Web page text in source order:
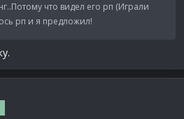
что видел его рп (Играли
рп и я предложил!